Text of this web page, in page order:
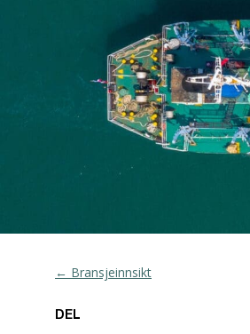
← Bransjeinnsikt
DEL